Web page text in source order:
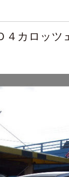
４カロッツ